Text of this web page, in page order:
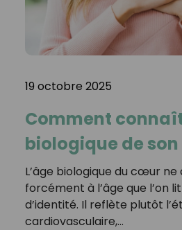
19 octobre 2025
Comment
biologique de
L’âge biologique du cœur
forcément à l’âge que l’on
d’identité. Il reflète plutôt
cardiovasculaire,…